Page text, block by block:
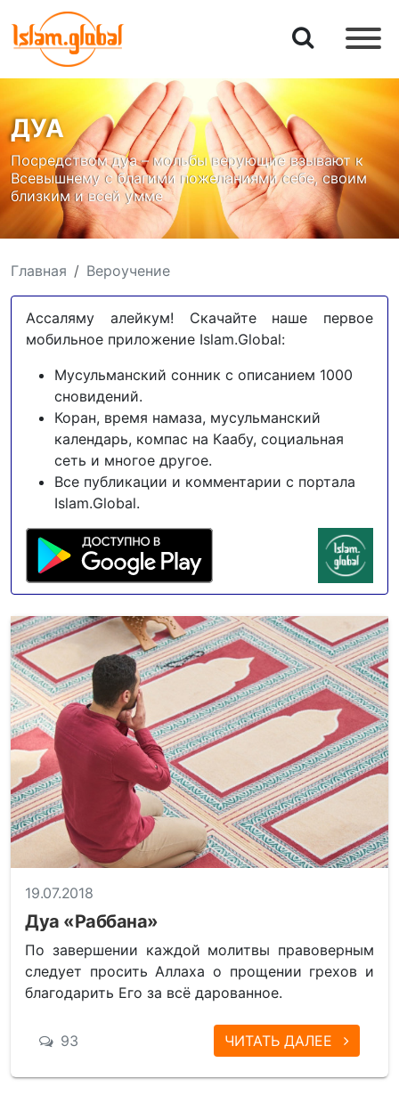
ДУА
Посредством дуа – мольбы верующие взывают к
Всевышнему с благими пожеланиями себе, своим
близким и всей умме
Главная Вероучение
Ассаляму алейкум! Скачайте наше первое
мобильное приложение Islam.Global:
Мусульманский сонник с описанием 1000
сновидений.
Коран, время намаза, мусульманский
календарь, компас на Каабу, социальная
сеть и многое другое.
Все публикации и комментарии с портала
Islam.Global.
ДУА
19.07.2018
Дуа «Раббана»
По завершении каждой молитвы правоверным
следует просить Аллаха о прощении грехов и
благодарить Его за всё дарованное.
93 ЧИТАТЬ ДАЛЕЕ